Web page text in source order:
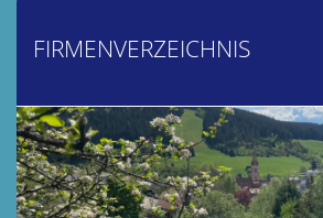
FIRMENVERZEICHNIS